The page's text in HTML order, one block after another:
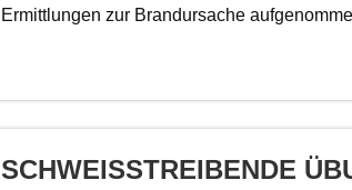
Ermittlungen zur Brandursache
SCHWEISSTREIBENDE